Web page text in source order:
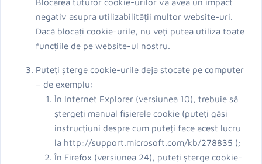
negativ asupra utilizabilității multor website-uri.
Dacă blocați cookie-urile, nu veți putea utiliza toate
funcțiile de pe website-ul nostru.
Puteți șterge cookie-urile deja stocate pe computer
– de exemplu:
În Internet Explorer (versiunea 10), trebuie să
ștergeți manual fișierele cookie (puteți găsi
instrucțiuni despre cum puteți face acest lucru
la http://support.microsoft.com/kb/278835 );
În Firefox (versiunea 24), puteți șterge cookie-